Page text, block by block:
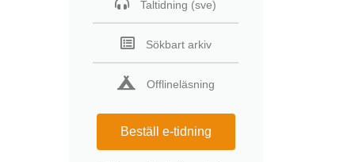
Taltidning (sve)
Sökbart arkiv
Offlineläsning
Beställ e-tidning